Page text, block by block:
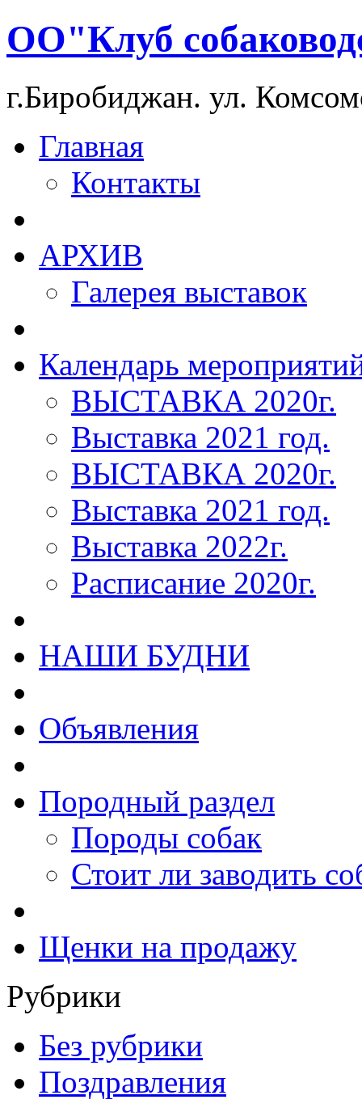
ОО"Клуб
г.Биробиджан. ул.
Главная
Контакты
АРХИВ
Галерея выставок
Календарь
ВЫСТАВКА 2020г.
Выставка 2021 год.
ВЫСТАВКА 2020г.
Выставка 2021 год.
Выставка 2022г.
Расписание 2020г.
НАШИ БУДНИ
Объявления
Породный раздел
Породы собак
Стоит ли заводить
Щенки на продажу
Рубрики
Без рубрики
Поздравления